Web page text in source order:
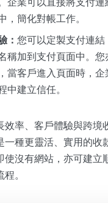
，簡化對帳工作。
： 您可以定製支付連結
稱加到支付頁面中。
當客戶進入頁面時，
中建立信任。
效率、客戶體驗與跨境
一種更靈活、實用的收
使沒有網站，亦可建立
。